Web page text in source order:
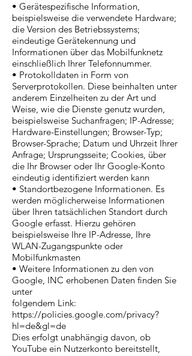
• Gerätespezifische Information,
beispielsweise die verwendete Hardware;
die Version des Betriebssystems;
eindeutige Gerätekennung und
Informationen über das Mobilfunknetz
einschließlich Ihrer Telefonnummer.
• Protokolldaten in Form von
Serverprotokollen. Diese beinhalten unter
anderem Einzelheiten zu der Art und
Weise, wie die Dienste genutz wurden,
beispielsweise Suchanfragen; IP-Adresse;
Hardware-Einstellungen; Browser-Typ;
Browser-Sprache; Datum und Uhrzeit Ihrer
Anfrage; Ursprungsseite; Cookies, über
die Ihr Browser oder Ihr Google-Konto
eindeutig identifiziert werden kann
• Standortbezogene Informationen. Es
werden möglicherweise Informationen
über Ihren tatsächlichen Standort durch
Google erfasst. Hierzu gehören
beispielsweise Ihre IP-Adresse, Ihre
WLAN-Zugangspunkte oder
Mobilfunkmasten
• Weitere Informationen zu den von
Google, INC erhobenen Daten finden Sie
unter
folgendem Link:
https://policies.google.com/privacy?
hl=de&gl=de
Dies erfolgt unabhängig davon, ob
YouTube ein Nutzerkonto bereitstellt,